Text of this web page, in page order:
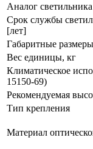
Аналог светильника
Срок службы
[лет]
Габаритные
Вес единицы, кг
Климатическое
15150-69)
Рекомендуемая
Тип крепления
Материал